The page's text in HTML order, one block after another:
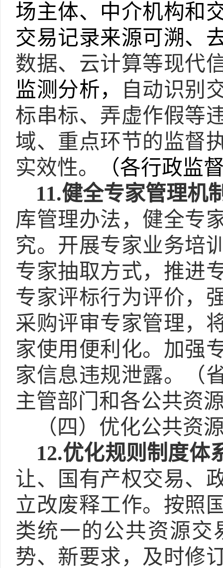
场主体、中介机构和
交易记录来源可溯、
数据、云计算等现代
监测分析，
自动识别
标串标、弄虚作假等
域、重点环节的监督
实效性。
（各行政监
11.健全专家管理机
库管理办法，健全专
究。开展专家业务培
专家抽取方式，推进
专家评标行为评价，
采购评审专家管理，
家使用便利化。加强
家信息违规泄露。
（
主管部门和各公共资
（四）优化公共资
12.优化规则制度体
让、国有产权交易、
立改废释工作。按照
类统一的公共资源交
势、新要求，及时修